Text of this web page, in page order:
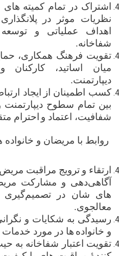
اشتراک در تمام کمیته
نظریات موثر در
اهداف عملیاتی و
شفاخانه.
تقویت فرهنگ همکاری،
میان اساتید،
دیپارتمنت.
کسب اطمینان از ایجاد
بین تمام سطوح دیپارتمنت
شفافیت، اعتماد و احترام
روابط با مریضان و خانواده
ارتقاء و ترویج مراقبت
آگاهی‌دهی و مشارکت
های ‌شان در تصمیم‌گیری
معالجوی.
رسیدگی به شکایات و
و خانواده ‌ها در مورد خدمات
تقویت اعتبار شفاخانه به